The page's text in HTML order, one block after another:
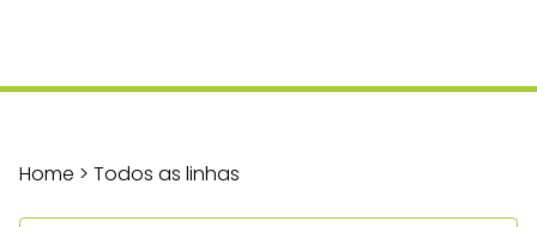
Home > Todos as linhas